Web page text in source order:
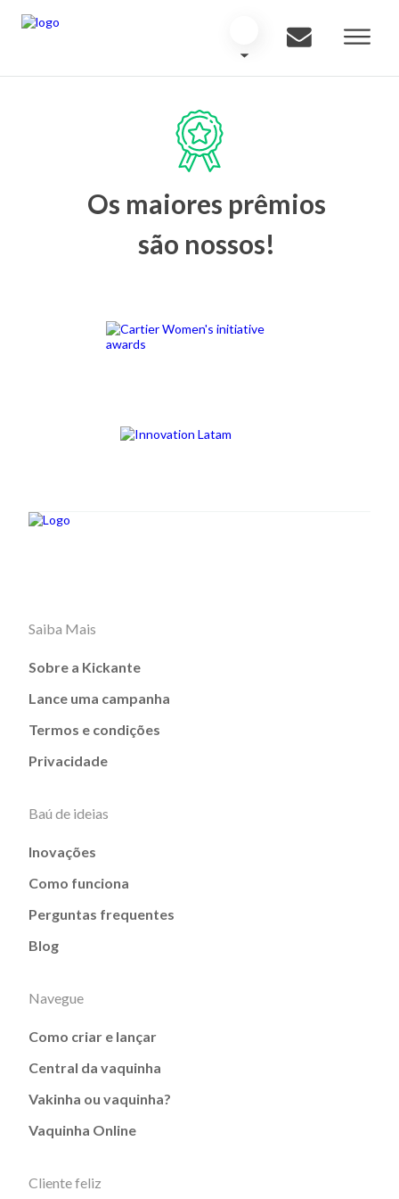
Os maiores prêmios
são nossos!
Saiba Mais
Sobre a Kickante
Lance uma campanha
Termos e condições
Privacidade
Baú de ideias
Inovações
Como funciona
Perguntas frequentes
Blog
Navegue
Como criar e lançar
Central da vaquinha
Vakinha ou vaquinha?
Vaquinha Online
Cliente feliz